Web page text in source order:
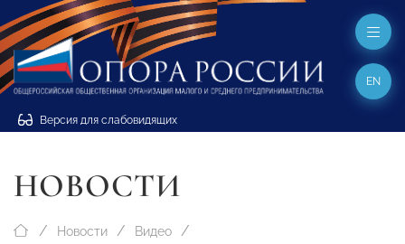
Версия для слабовидящих
EN
НОВОСТИ
Новости Видео